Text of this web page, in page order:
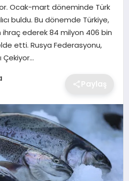
Ocak-mart döneminde Türk
buldu. Bu dönemde Türkiye,
ihraç ederek 84 milyon 406 bin
etti. Rusya Federasyonu,
Çekiyor…
Paylaş